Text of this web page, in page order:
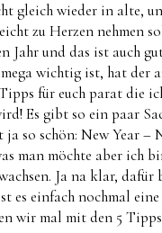
gleich wieder in alte,
zu Herzen nehmen
und das ist auch
wichtig ist, hat der
für euch parat die
Es gibt so ein paar
ja so schön: New Year
möchte aber ich
Ja na klar,
es einfach nochmal
wir mal mit den 5